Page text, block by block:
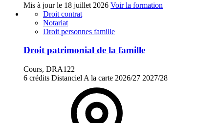
Mis à jour le 18 juillet 2026 Voir la formation
Droit contrat
Notariat
Droit personnes famille
Droit patrimonial de la famille
Cours, DRA122
6 crédits Distanciel A la carte 2026/27 2027/28